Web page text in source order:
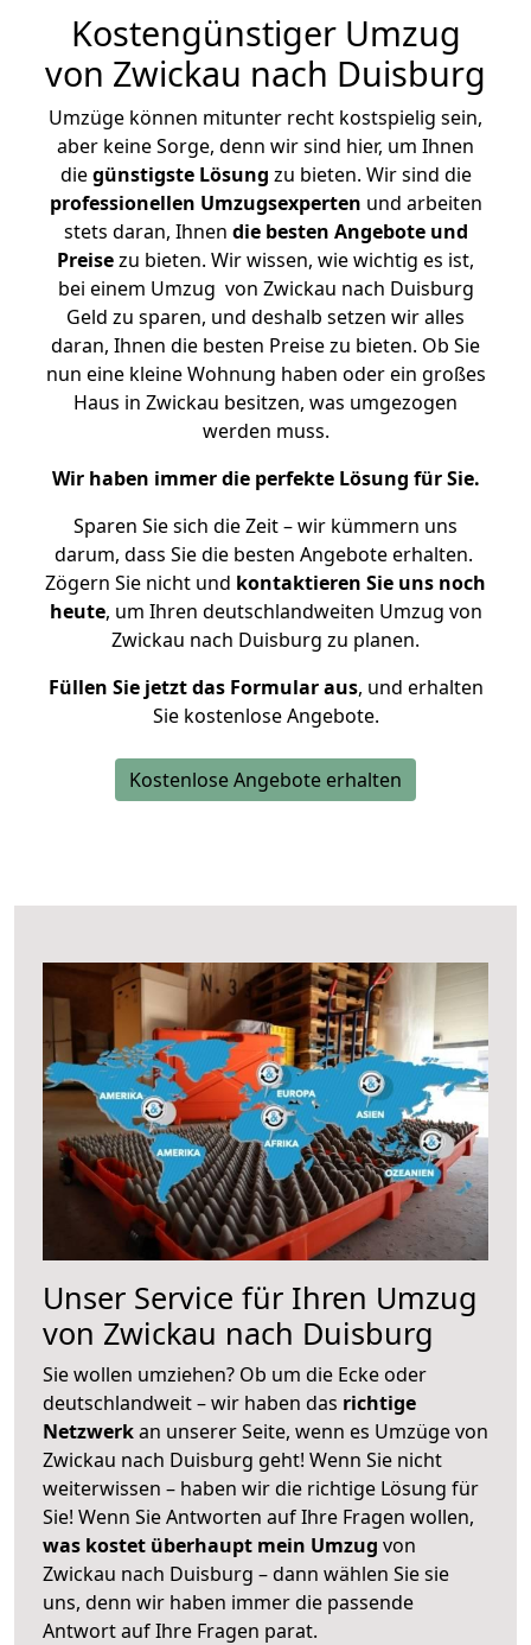
Kostengünstiger Umzug
von Zwickau nach Duisburg
Umzüge können mitunter recht kostspielig sein,
aber keine Sorge, denn wir sind hier, um Ihnen
diegünstigste Lösung zu bieten. Wir sind die
professionellen Umzugsexperten und arbeiten
stets daran, Ihnen die besten Angebote und
Preisezu bieten. Wir wissen, wie wichtig es ist,
bei einem Umzug von Zwickau nach Duisburg
Geld zu sparen, und deshalb setzen wir alles
daran, Ihnen die besten Preise zu bieten. Ob Sie
nun eine kleine Wohnung haben oder ein großes
Haus in Zwickau besitzen, was umgezogen
werden muss.
Wir haben immer die perfekte Lösung für Sie.
Sparen Sie sich die Zeit – wir kümmern uns
darum, dass Sie die besten Angebote erhalten.
Zögern Sie nicht und kontaktieren Sie uns noch
heute, um Ihren deutschlandweiten Umzug von
Zwickau nach Duisburg zu planen.
Füllen Sie jetzt das Formular aus, und erhalten
Sie kostenlose Angebote.
Kostenlose Angebote erhalten
Unser Service für Ihren Umzug
von Zwickau nach Duisburg
Sie wollen umziehen? Ob um die Ecke oder
deutschlandweit – wir haben das richtige
Netzwerkan unserer Seite, wenn es Umzüge von
Zwickau nach Duisburg geht! Wenn Sie nicht
weiterwissen – haben wir die richtige Lösung für
Sie! Wenn Sie Antworten auf Ihre Fragen wollen,
was kostet überhaupt mein Umzug von
Zwickau nach Duisburg – dann wählen Sie sie
uns, denn wir haben immer die passende
Antwort auf Ihre Fragen parat.